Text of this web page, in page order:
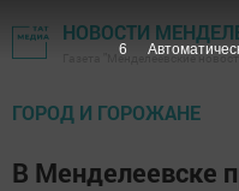
НОВОСТИ
Газета "Менделеевские
ГОРОД И ГОРОЖАНЕ
В Менделеевске
4